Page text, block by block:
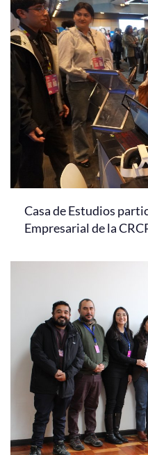
Casa de Estudios
Empresarial de la